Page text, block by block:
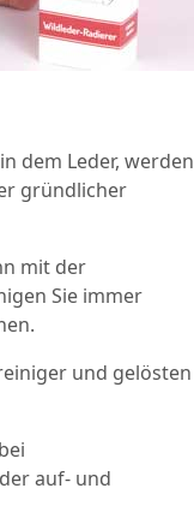
dem Leder, werden
gründlicher
mit der
Sie immer
und gelösten
auf- und